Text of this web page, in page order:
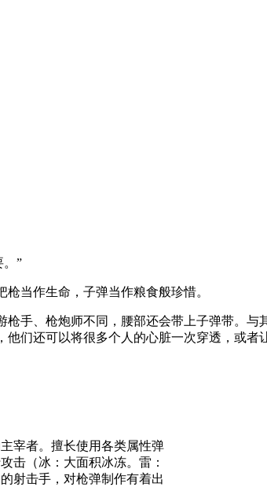
。”
当作生命，子弹当作粮食般珍惜。
手、枪炮师不同，腰部还会带上子弹带。
们还可以将很多个人的心脏一次穿透，或者
宰者。擅长使用各类属性弹
击（冰：大面积冰冻。雷：
射击手，对枪弹制作有着出